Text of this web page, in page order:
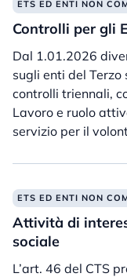
ETS ED ENTI NON
Controlli per gli
Dal 1.01.2026
sugli enti del
controlli triennali,
Lavoro e ruolo
servizio per il
ETS ED ENTI NON
Attività di
sociale
L’art. 46 del CTS